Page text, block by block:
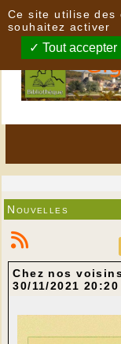
Nouvelles
Chez nos
30/11/2021 20:20
Ce site utilise des
souhaitez activer
Tout accepter